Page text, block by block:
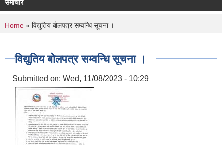
समाचार
You are here
Home » विद्युतिय बोलपत्र सम्वन्धि सूचना ।
विद्युतिय बोलपत्र सम्वन्धि सूचना ।
Submitted on: Wed, 11/08/2023 - 10:29